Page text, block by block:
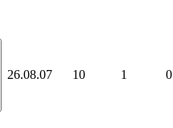
26.08.07 10 1 0